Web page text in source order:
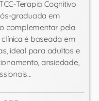
Terapia Cognitivo
graduada em
complementar pela
clínica é baseada em
ideal para adultos e
ansiedade,